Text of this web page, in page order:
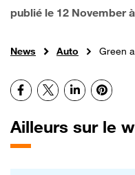
publié le 12 November
News Auto Green
Facebook
X LinkedIn
Ailleurs sur le